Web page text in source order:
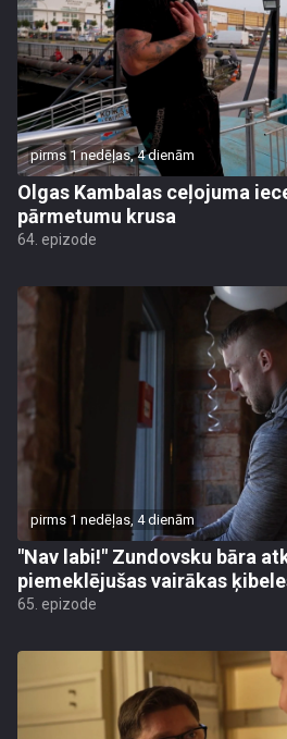
pirms 1 nedēļas, 4 dienām
Olgas Kambalas ceļojuma
pārmetumu krusa
64. epizode
pirms 1 nedēļas, 4 dienām
"Nav labi!" Zundovsku bāra
piemeklējušas vairākas
65. epizode